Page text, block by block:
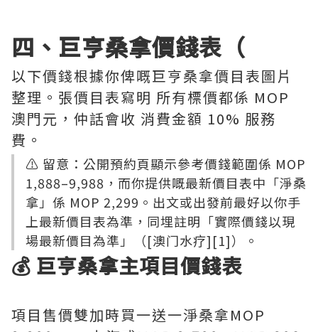
四、巨亨桑拿價錢表（
以下價錢根據你俾嘅巨亨桑拿價目表圖片
整理。張價目表寫明 所有標價都係 MOP
澳門元，仲話會收 消費金額 10% 服務
費。
⚠️ 留意：公開預約頁顯示參考價錢範圍係 MOP
1,888–9,988，而你提供嘅最新價目表中「淨桑
拿」係 MOP 2,299。出文或出發前最好以你手
上最新價目表為準，同埋註明「實際價錢以現
場最新價目為準」（[澳门水疗][1]）。
💰 巨亨桑拿主項目價錢表
項目售價雙加時買一送一淨桑拿MOP